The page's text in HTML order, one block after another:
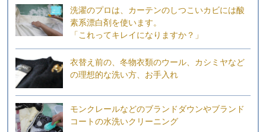
洗濯のプロは、カーテンのしつこいカビには酸
素系漂白剤を使います。
「これってキレイになりますか？」
衣替え前の、冬物衣類のウール、カシミヤなど
の理想的な洗い方、お手入れ
モンクレールなどのブランドダウンやブランド
コートの水洗いクリーニング